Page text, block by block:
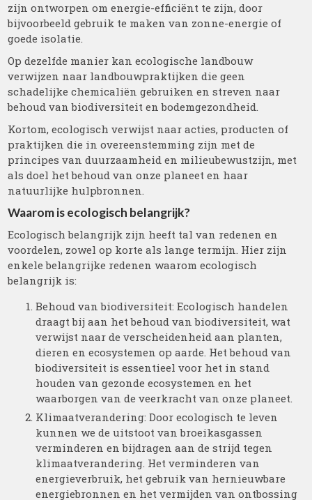
zijn ontworpen om energie-efficiënt te zijn, door
bijvoorbeeld gebruik te maken van zonne-energie of
goede isolatie.
Op dezelfde manier kan ecologische landbouw
verwijzen naar landbouwpraktijken die geen
schadelijke chemicaliën gebruiken en streven naar
behoud van biodiversiteit en bodemgezondheid.
Kortom, ecologisch verwijst naar acties, producten of
praktijken die in overeenstemming zijn met de
principes van duurzaamheid en milieubewustzijn, met
als doel het behoud van onze planeet en haar
natuurlijke hulpbronnen.
Waarom is ecologisch belangrijk?
Ecologisch belangrijk zijn heeft tal van redenen en
voordelen, zowel op korte als lange termijn. Hier zijn
enkele belangrijke redenen waarom ecologisch
belangrijk is:
Behoud van biodiversiteit: Ecologisch handelen
draagt bij aan het behoud van biodiversiteit, wat
verwijst naar de verscheidenheid aan planten,
dieren en ecosystemen op aarde. Het behoud van
biodiversiteit is essentieel voor het in stand
houden van gezonde ecosystemen en het
waarborgen van de veerkracht van onze planeet.
Klimaatverandering: Door ecologisch te leven
kunnen we de uitstoot van broeikasgassen
verminderen en bijdragen aan de strijd tegen
klimaatverandering. Het verminderen van
energieverbruik, het gebruik van hernieuwbare
energiebronnen en het vermijden van ontbossing